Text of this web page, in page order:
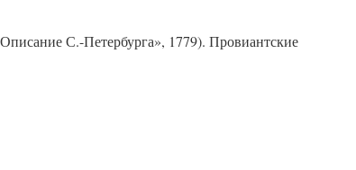
С.-Петербурга», 1779). Провиантские